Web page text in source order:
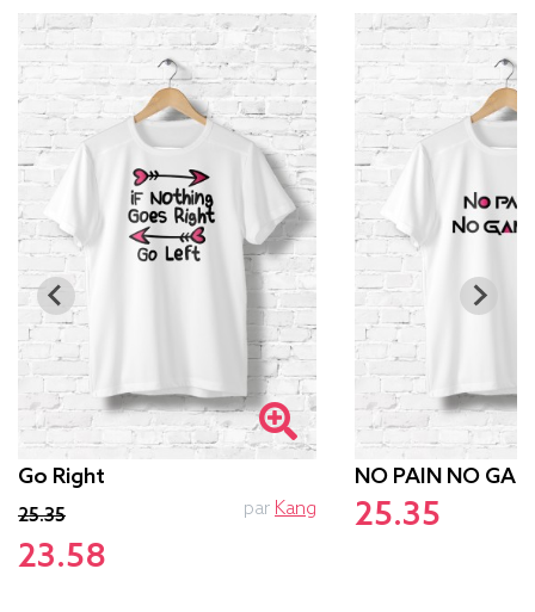
Go Right
25.35
23.58
par Kang
NO PAIN NO
25.35